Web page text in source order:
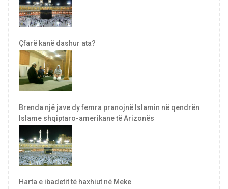
Çfarë kanë dashur ata?
Brenda një jave dy femra pranojnë Islamin në qendrën
Islame shqiptaro-amerikane të Arizonës
Harta e ibadetit të haxhiut në Meke